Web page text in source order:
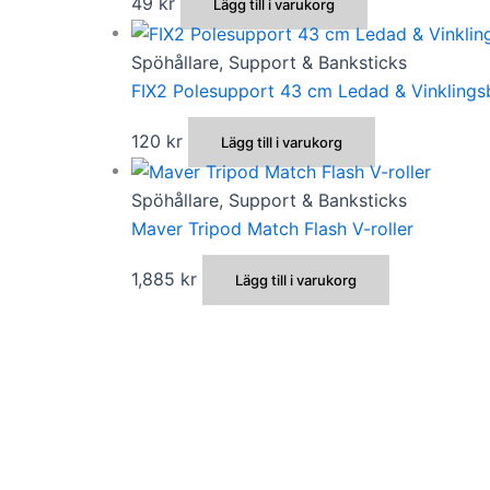
Lägg till i varukorg
Spöhållare, Support & Banksticks
FIX2 Polesupport 43 cm Ledad &
120 kr Lägg till i varukorg
Spöhållare, Support & Banksticks
Maver Tripod Match Flash V-roller
1,885 kr Lägg till i varukorg